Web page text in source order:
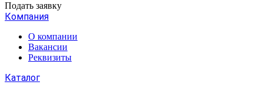
Подать заявку
Компания
О компании
Вакансии
Реквизиты
Каталог